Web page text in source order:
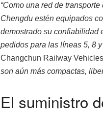
“Como una red de
Chengdu estén equipados
demostrado su confiabilidad
pedidos para las líneas 5, 8
Changchun Railway
son aún más compactas,
El suministro